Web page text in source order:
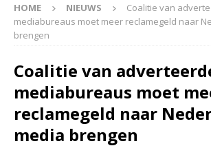
HOME NIEUWS
Coalitie van
mediabureaus moet meer reclamegeld naar
brengen
Coalitie van
mediabureaus moet
reclamegeld naar
media brengen